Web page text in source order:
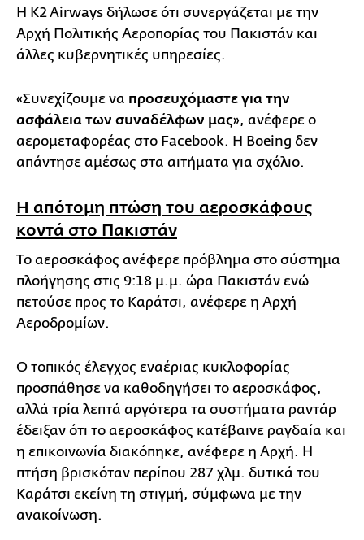
Η K2 Airways δήλωσε ότι συνεργάζεται με την
Αρχή Πολιτικής Αεροπορίας του Πακιστάν και
άλλες κυβερνητικές υπηρεσίες.
«Συνεχίζουμε να προσευχόμαστε για την
ασφάλεια των συναδέλφων μας», ανέφερε ο
αερομεταφορέας στο Facebook. Η Boeing δεν
απάντησε αμέσως στα αιτήματα για σχόλιο.
Η απότομη πτώση του αεροσκάφους
κοντά στο Πακιστάν
Το αεροσκάφος ανέφερε πρόβλημα στο σύστημα
πλοήγησης στις 9:18 μ.μ. ώρα Πακιστάν ενώ
πετούσε προς το Καράτσι, ανέφερε η Αρχή
Αεροδρομίων.
Ο τοπικός έλεγχος εναέριας κυκλοφορίας
προσπάθησε να καθοδηγήσει το αεροσκάφος,
αλλά τρία λεπτά αργότερα τα συστήματα ραντάρ
έδειξαν ότι το αεροσκάφος κατέβαινε ραγδαία και
η επικοινωνία διακόπηκε, ανέφερε η Αρχή. Η
πτήση βρισκόταν περίπου 287 χλμ. δυτικά του
Καράτσι εκείνη τη στιγμή, σύμφωνα με την
ανακοίνωση.